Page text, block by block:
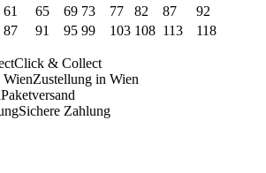
61 65 69 73 77 82 87
92
87 91 95 99 103 108 113 118
Click & Collect
Zustellung in Wien
Paketversand
Sichere Zahlung